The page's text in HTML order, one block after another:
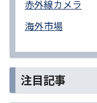
赤外線カメラ
海外市場
注目記事